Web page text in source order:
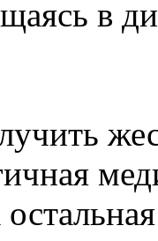
в